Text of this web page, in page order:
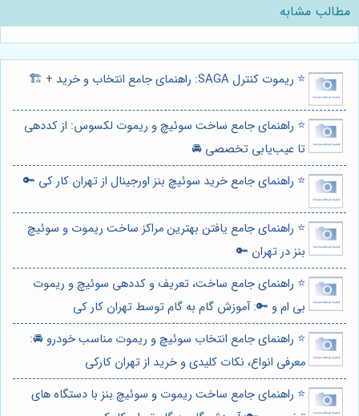
مطالب مشابه
⭐️ ریموت کنترل SAGA: راهنمای جامع انتخاب و خرید + 🏗️
⭐️ راهنمای جامع ساخت سوئیچ و ریموت لکسوس: از کددهی
تا عیب‌یابی تخصصی 🚘
⭐️ راهنمای جامع خرید سوئیچ بنز اورجینال از تهران کار کی 🔑
⭐️ راهنمای جامع یافتن بهترین مراکز ساخت ریموت و سوئیچ
بنز در تهران 🔑
⭐️ راهنمای جامع ساخت، تعریف و کددهی سوئیچ و ریموت
بی ام و 🔑: آموزش گام به گام توسط تهران کار کی
⭐️ راهنمای جامع انتخاب سوئیچ و ریموت مناسب خودرو 🚘:
معرفی انواع، نکات کلیدی و خرید از تهران کارکی
⭐️ راهنمای جامع ساخت ریموت و سوئیچ بنز با دستگاه های